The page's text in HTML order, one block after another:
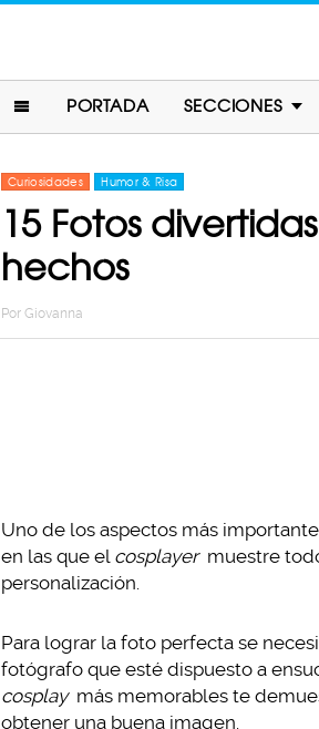
PORTADA SECCIONES
Curiosidades Humor & Risa
15 Fotos
hechos
Por Giovanna
Uno de los aspectos más
en las que el cosplayer muestre
personalización.
Para lograr la foto perfecta se
fotógrafo que esté dispuesto a
cosplay más memorables te
obtener una buena imagen.